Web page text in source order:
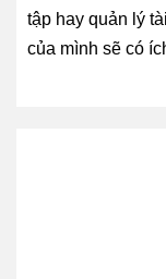
tập hay quản lý
của mình sẽ có